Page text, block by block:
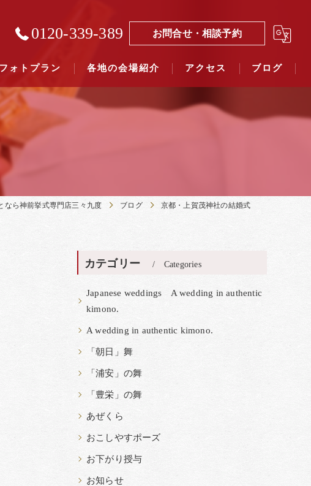
0120-339-389 お問合せ・相談予約
神社一覧（４０社寺）｜三々九度東京
神社一覧（７５社）県別表示｜三々九度東京
フォトプラン 各地の会場紹介 アクセス ブログ
なら神前挙式専門店三々九度 ブログ 京都・上賀茂神社の結婚式
カテゴリー Categories
Japanese weddings A wedding in authentic
kimono.
A wedding in authentic kimono.
「朝日」舞
「浦安」の舞
「豊栄」の舞
あぜくら
おこしやすポーズ
お下がり授与
お知らせ